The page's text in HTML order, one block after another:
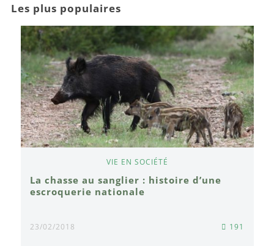
Les plus populaires
VIE EN SOCIÉTÉ
La chasse au sanglier : histoire d’une
escroquerie nationale
23/02/2018 191